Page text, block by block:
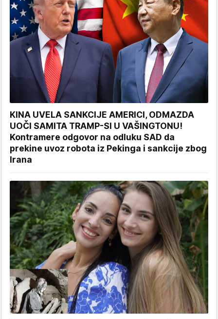
KINA UVELA SANKCIJE AMERICI, ODMAZDA
UOČI SAMITA TRAMP-SI U VAŠINGTONU!
Kontramere odgovor na odluku SAD da
prekine uvoz robota iz Pekinga i sankcije zbog
Irana